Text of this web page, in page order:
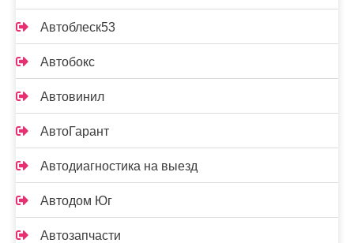
Автоблеск53
Автобокс
Автовинил
АвтоГарант
Автодиагностика на выезд
Автодом Юг
Автозапчасти